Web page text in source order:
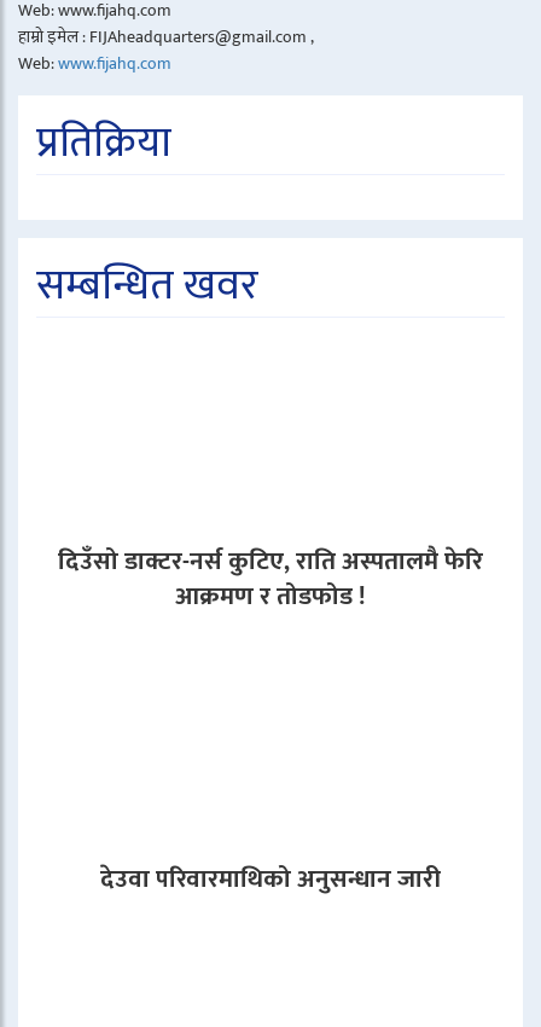
Web: www.fijahq.com
हाम्रो इमेल : FIJAheadquarters@gmail.com ,
Web:www.fijahq.com
प्रतिक्रिया
सम्बन्धित खवर
दिउँसो डाक्टर-नर्स कुटिए, राति अस्पतालमै फेरि
आक्रमण र तोडफोड !
देउवा परिवारमाथिको अनुसन्धान जारी